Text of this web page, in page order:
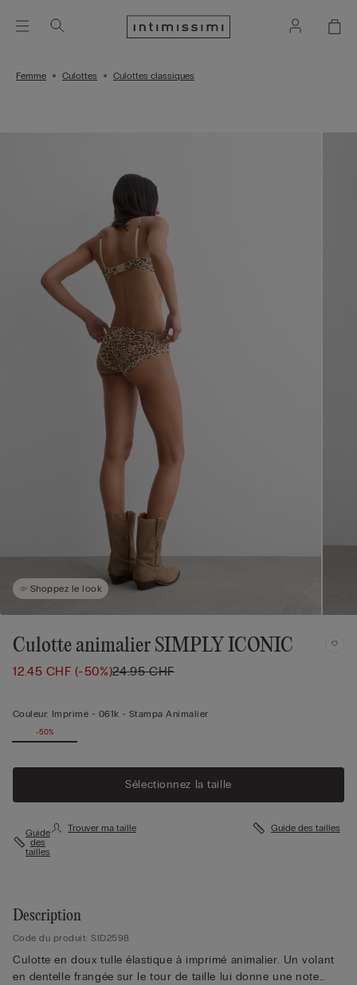
Femme Culottes Culottes classiques
Shoppez le look
Culotte animalier SIMPLY ICONIC
12.45 CHF(-50%)24.95 CHF
Couleur: Imprimé - 061k - Stampa Animalier
-50%
Sélectionnez la taille
Guide
des
tailles
Trouver ma taille Guide des tailles
Description
Code du produit: SID2598
Culotte en doux tulle élastique à imprimé animalier. Un volant
en dentelle frangée sur le tour de taille lui donne une note